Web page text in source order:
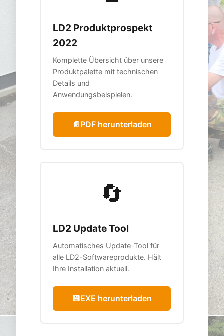
LD2 Produktprospekt
2022
Komplette Übersicht über unsere
Produktpalette mit technischen
Details und
Anwendungsbeispielen.
📄 PDF herunterladen
🔄
LD2 Update Tool
Automatisches Update-Tool für
alle LD2-Softwareprodukte. Hält
Ihre Installation aktuell.
💾EXE herunterladen